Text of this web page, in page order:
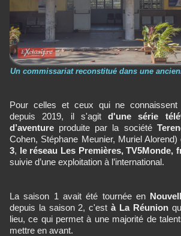
Un commissariat reconstitué dans une
Pour celles et ceux qui ne
depuis 2019, il s'agit d'une série
d’aventure produite par la société
Cohen, Stéphane Meunier, Muriel
3, le réseau Les Premières, TV5Monde,
suivie d’une exploitation à l’international.
La saison 1 avait été tournée en
depuis la saison 2, c'està La Réunion
lieu, ce qui permet à une majorité de
mettre en avant.